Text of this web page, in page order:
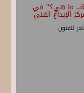
ما هي؟" في
الإبداع الفني
للفنون